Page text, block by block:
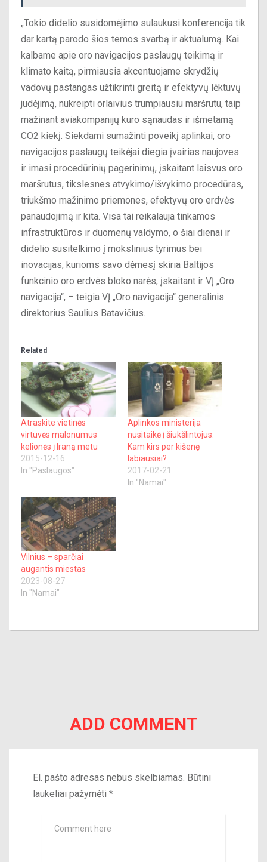
„Tokio didelio susidomėjimo sulaukusi konferencija tik
dar kartą parodo šios temos svarbą ir aktualumą. Kai
kalbame apie oro navigacijos paslaugų teikimą ir
klimato kaitą, pirmiausia akcentuojame skrydžių
vadovų pastangas užtikrinti greitą ir efektyvų lėktuvų
judėjimą, nukreipti orlaivius trumpiausiu maršrutu, taip
mažinant aviakompanijų kuro sąnaudas ir išmetamą
CO2 kiekį. Siekdami sumažinti poveikį aplinkai, oro
navigacijos paslaugų teikėjai diegia įvairias naujoves
ir imasi procedūrinių pagerinimų, įskaitant laisvus oro
maršrutus, tikslesnes atvykimo/išvykimo procedūras,
triukšmo mažinimo priemones, efektyvų oro erdvės
panaudojimą ir kita. Visa tai reikalauja tinkamos
infrastruktūros ir duomenų valdymo, o šiai dienai ir
didelio susitelkimo į mokslinius tyrimus bei
inovacijas, kurioms savo dėmesį skiria Baltijos
funkcinio oro erdvės bloko narės, įskaitant ir VĮ „Oro
navigacija“, – teigia VĮ „Oro navigacija“ generalinis
direktorius Saulius Batavičius.
Related
Atraskite vietinės
virtuvės malonumus
kelionės į Iraną metu
2015-12-16
In "Paslaugos"
Aplinkos ministerija
nusitaikė į šiukšlintojus.
Kam kirs per kišenę
labiausiai?
2017-02-21
In "Namai"
Vilnius – sparčiai
augantis miestas
2023-08-27
In "Namai"
ADD COMMENT
El. pašto adresas nebus skelbiamas. Būtini
laukeliai pažymėti *